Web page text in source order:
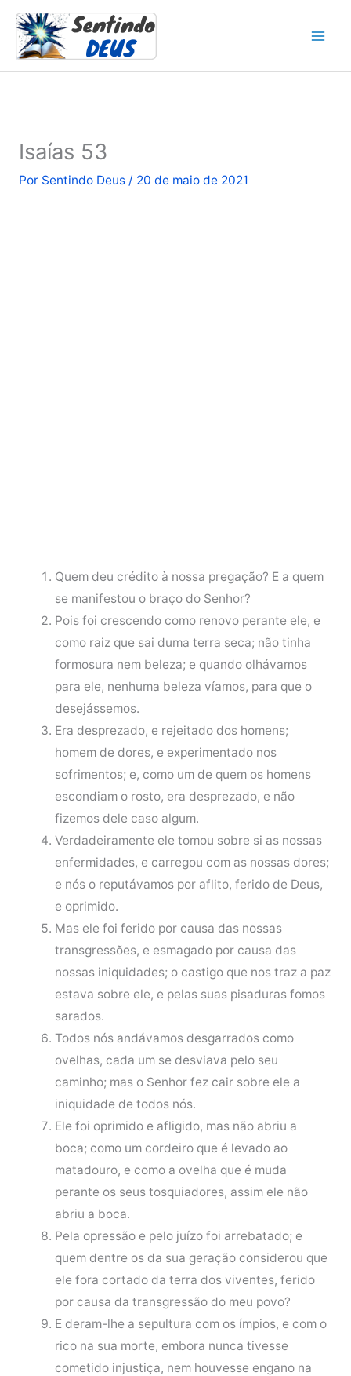
para
conteúdo
Isaías 53
Por Sentindo Deus / 20 de maio de 2021
Quem deu crédito à nossa pregação? E a quem
se manifestou o braço do Senhor?
Pois foi crescendo como renovo perante ele, e
como raiz que sai duma terra seca; não tinha
formosura nem beleza; e quando olhávamos
para ele, nenhuma beleza víamos, para que o
desejássemos.
Era desprezado, e rejeitado dos homens;
homem de dores, e experimentado nos
sofrimentos; e, como um de quem os homens
escondiam o rosto, era desprezado, e não
fizemos dele caso algum.
Verdadeiramente ele tomou sobre si as nossas
enfermidades, e carregou com as nossas dores;
e nós o reputávamos por aflito, ferido de Deus,
e oprimido.
Mas ele foi ferido por causa das nossas
transgressões, e esmagado por causa das
nossas iniquidades; o castigo que nos traz a paz
estava sobre ele, e pelas suas pisaduras fomos
sarados.
Todos nós andávamos desgarrados como
ovelhas, cada um se desviava pelo seu
caminho; mas o Senhor fez cair sobre ele a
iniquidade de todos nós.
Ele foi oprimido e afligido, mas não abriu a
boca; como um cordeiro que é levado ao
matadouro, e como a ovelha que é muda
perante os seus tosquiadores, assim ele não
abriu a boca.
Pela opressão e pelo juízo foi arrebatado; e
quem dentre os da sua geração considerou que
ele fora cortado da terra dos viventes, ferido
por causa da transgressão do meu povo?
E deram-lhe a sepultura com os ímpios, e com o
rico na sua morte, embora nunca tivesse
cometido injustiça, nem houvesse engano na